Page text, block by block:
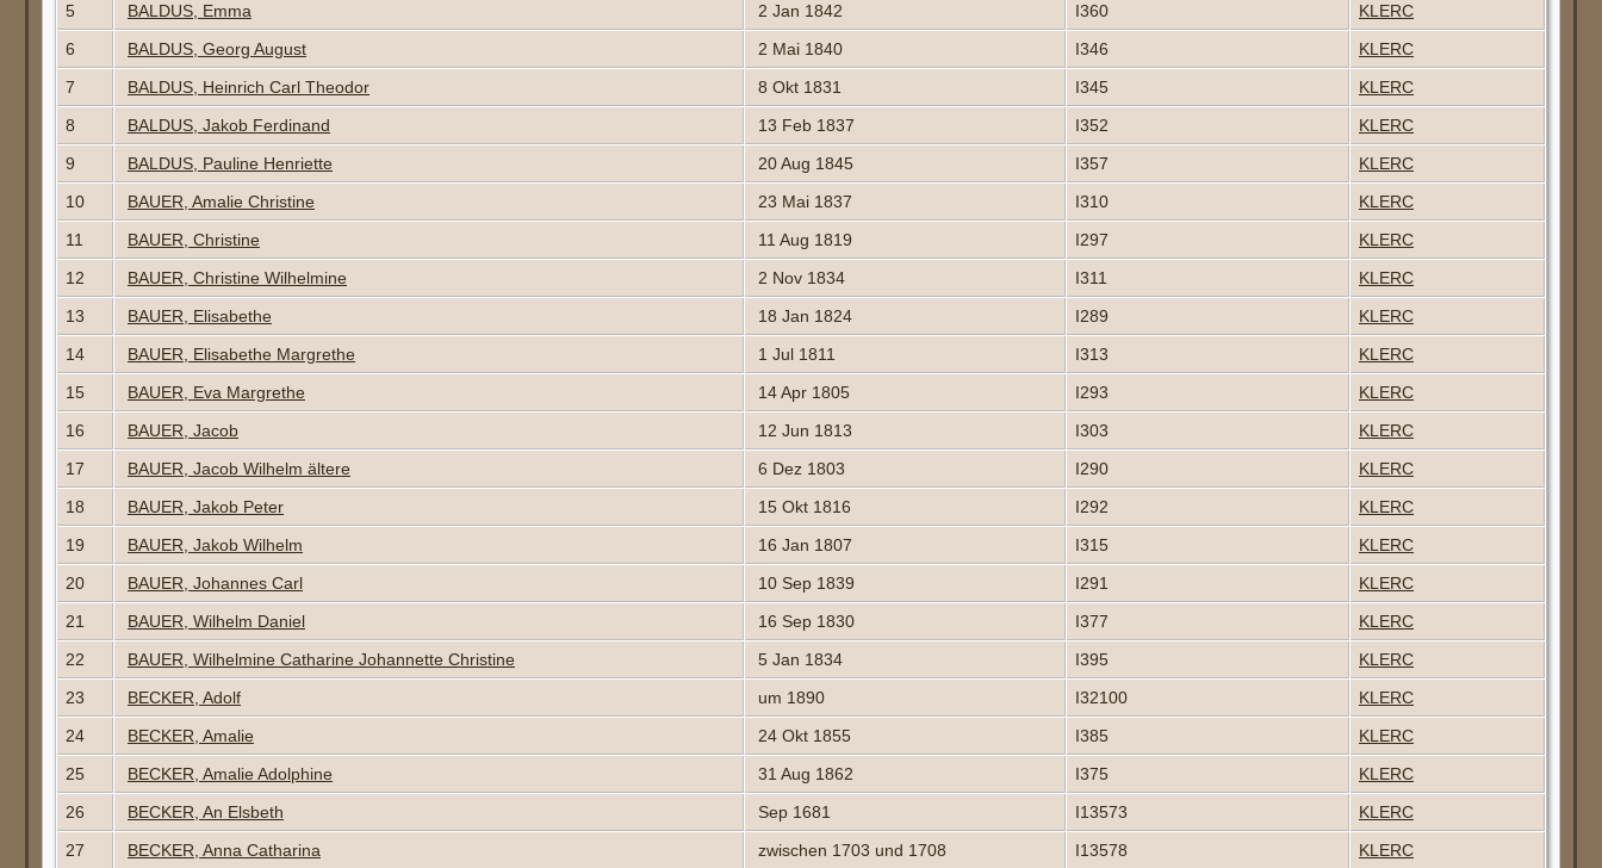
5
BALDUS, Emma 2 Jan 1842 I360
KLERC
6
BALDUS, Georg August 2 Mai 1840 I346
KLERC
7
BALDUS, Heinrich Carl Theodor 8 Okt 1831 I345
KLERC
8
BALDUS, Jakob Ferdinand 13 Feb 1837 I352
KLERC
9
BALDUS, Pauline Henriette 20 Aug 1845 I357
KLERC
10
BAUER, Amalie Christine 23 Mai 1837 I310
KLERC
11
BAUER, Christine 11 Aug 1819 I297
KLERC
12
BAUER, Christine Wilhelmine 2 Nov 1834 I311
KLERC
13
BAUER, Elisabethe 18 Jan 1824 I289
KLERC
14
BAUER, Elisabethe Margrethe 1 Jul 1811 I313
KLERC
15
BAUER, Eva Margrethe 14 Apr 1805 I293
KLERC
16
BAUER, Jacob 12 Jun 1813 I303
KLERC
17
BAUER, Jacob Wilhelm ältere 6 Dez 1803 I290
KLERC
18
BAUER, Jakob Peter 15 Okt 1816 I292
KLERC
19
BAUER, Jakob Wilhelm 16 Jan 1807 I315
KLERC
20
BAUER, Johannes Carl 10 Sep 1839 I291
KLERC
21
BAUER, Wilhelm Daniel 16 Sep 1830 I377
KLERC
22
BAUER, Wilhelmine Catharine Johannette Christine 5 Jan 1834 I395
KLERC
23
BECKER, Adolf um 1890 I32100
KLERC
24
BECKER, Amalie 24 Okt 1855 I385
KLERC
25
BECKER, Amalie Adolphine 31 Aug 1862 I375
KLERC
26
BECKER, An Elsbeth Sep 1681 I13573
KLERC
27
BECKER, Anna Catharina zwischen 1703 und 1708 I13578
KLERC